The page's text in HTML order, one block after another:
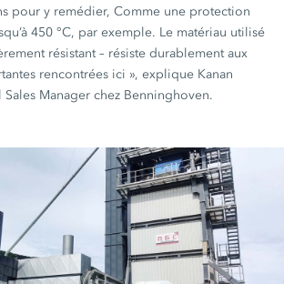
pour y remédier, Comme une protection
450 °C, par exemple. Le matériau utilisé
résistant – résiste durablement aux
rencontrées ici », explique Kanan
Sales Manager chez Benninghoven.